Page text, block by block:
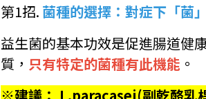
第1招. 菌種的選擇：對症下「菌」
益生菌的基本功效是促進腸道健
質， 只有特定的菌種有此機能 。
※建議： L.paracasei(副乾酪乳